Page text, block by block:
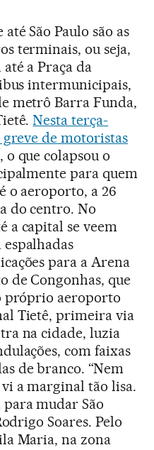
São Paulo são as
terminais, ou seja,
a Praça da
intermunicipais,
metrô Barra Funda,
Nesta terça-
de motoristas
, o que colapsou o
para quem
o aeroporto, a 26
do centro. No
a capital se veem
espalhadas
para a Arena
de Congonhas, que
próprio aeroporto
Tietê, primeira via
na cidade, luzia
com faixas
de branco. “Nem
a marginal tão lisa.
mudar São
Soares. Pelo
Maria, na zona